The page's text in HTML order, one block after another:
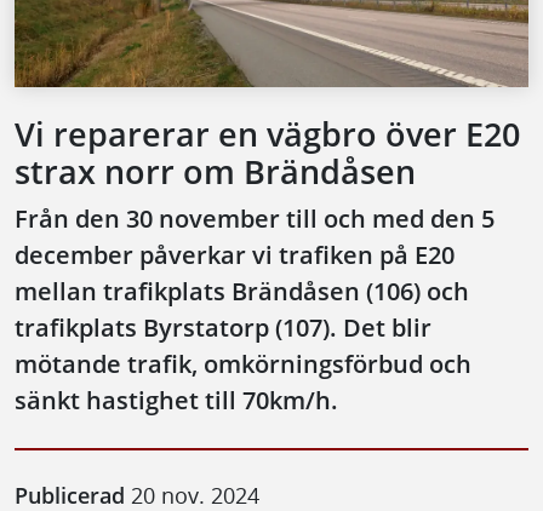
Vi reparerar en vägbro över E20
strax norr om Brändåsen
Från den 30 november till och med den 5
december påverkar vi trafiken på E20
mellan trafikplats Brändåsen (106) och
trafikplats Byrstatorp (107). Det blir
mötande trafik, omkörningsförbud och
sänkt hastighet till 70km/h.
Publicerad 20 nov. 2024